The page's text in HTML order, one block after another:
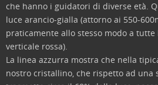
che hanno i guidatori di diverse età.
luce arancio-gialla (attorno ai 550-
praticamente allo stesso modo a
verticale rossa).
La linea azzurra mostra che nella
nostro cristallino, che rispetto ad una